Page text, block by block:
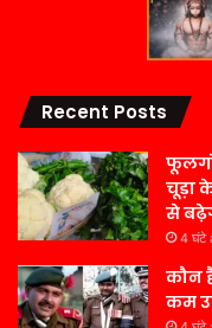
Recent Posts
चूड़ा
से
4 घंटे
कौन
कम